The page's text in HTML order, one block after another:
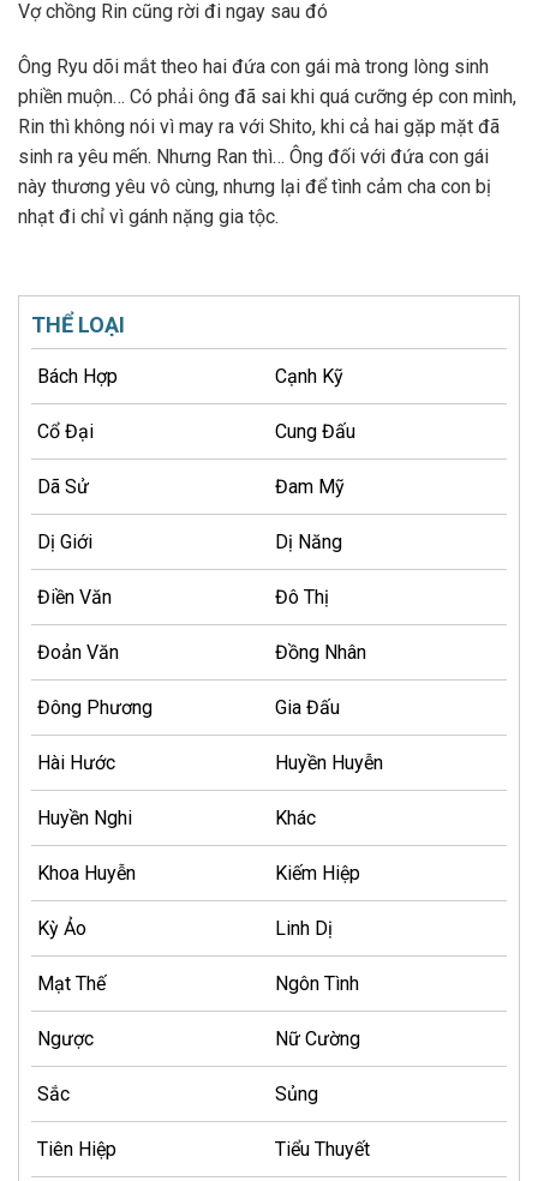
Vợ chồng Rin cũng rời đi ngay sau đó
Ông Ryu dõi mắt theo hai đứa con gái mà trong lòng sinh
phiền muộn… Có phải ông đã sai khi quá cưỡng ép con mình,
Rin thì không nói vì may ra với Shito, khi cả hai gặp mặt đã
sinh ra yêu mến. Nhưng Ran thì… Ông đối với đứa con gái
này thương yêu vô cùng, nhưng lại để tình cảm cha con bị
nhạt đi chỉ vì gánh nặng gia tộc.
THỂ LOẠI
Bách Hợp Cạnh Kỹ
Cổ Đại Cung Đấu
Dã Sử Đam Mỹ
Dị Giới Dị Năng
Điền Văn Đô Thị
Đoản Văn Đồng Nhân
Đông Phương Gia Đấu
Hài Hước Huyền Huyễn
Huyền Nghi Khác
Khoa Huyễn Kiếm Hiệp
Kỳ Ảo Linh Dị
Mạt Thế Ngôn Tình
Ngược Nữ Cường
Sắc Sủng
Tiên Hiệp Tiểu Thuyết